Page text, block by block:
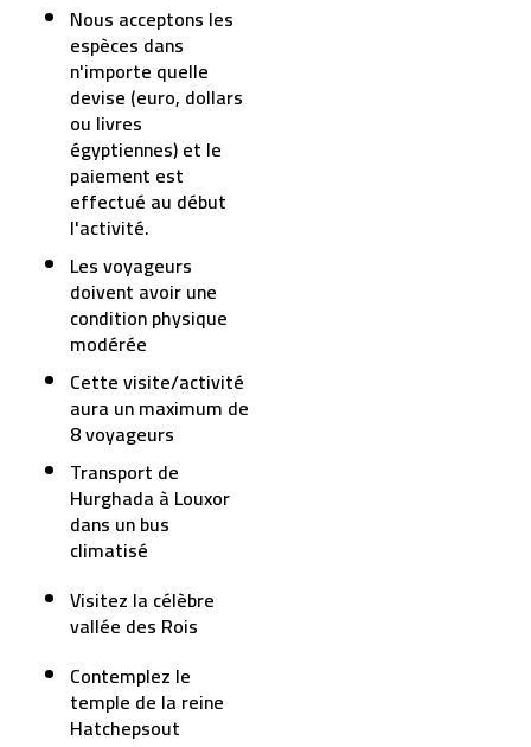
Nous acceptons les
espèces dans
n'importe quelle
devise (euro, dollars
ou livres
égyptiennes) et le
paiement est
effectué au début
l'activité.
Les voyageurs
doivent avoir une
condition physique
modérée
Cette visite/activité
aura un maximum de
8 voyageurs
Transport de
Hurghada à Louxor
dans un bus
climatisé
Visitez la célèbre
vallée des Rois
Contemplez le
temple de la reine
Hatchepsout